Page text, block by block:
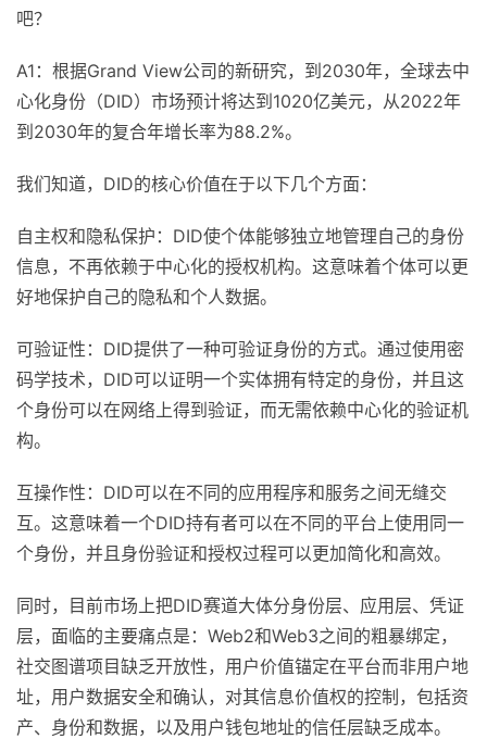
吧？
A1：根据Grand View公司的新研究，到2030年，全球去中
心化身份（DID）市场预计将达到1020亿美元，从2022年
到2030年的复合年增长率为88.2%。
我们知道，DID的核心价值在于以下几个方面：
自主权和隐私保护：DID使个体能够独立地管理自己的身份
信息，不再依赖于中心化的授权机构。这意味着个体可以更
好地保护自己的隐私和个人数据。
可验证性：DID提供了一种可验证身份的方式。通过使用密
码学技术，DID可以证明一个实体拥有特定的身份，并且这
个身份可以在网络上得到验证，而无需依赖中心化的验证机
构。
互操作性：DID可以在不同的应用程序和服务之间无缝交
互。这意味着一个DID持有者可以在不同的平台上使用同一
个身份，并且身份验证和授权过程可以更加简化和高效。
同时，目前市场上把DID赛道大体分身份层、应用层、凭证
层，面临的主要痛点是：Web2和Web3之间的粗暴绑定，
社交图谱项目缺乏开放性，用户价值锚定在平台而非用户地
址，用户数据安全和确认，对其信息价值权的控制，包括资
产、身份和数据，以及用户钱包地址的信任层缺乏成本。